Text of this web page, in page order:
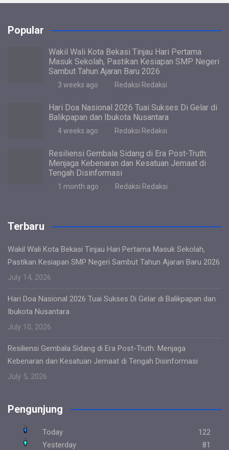
Popular
Wakil Wali Kota Bekasi Tinjau Hari Pertama
Masuk Sekolah, Pastikan Kesiapan SMP Negeri
Sambut Tahun Ajaran Baru 2026
3 weeks ago Redaksi Redaksi
Hari Doa Nasional 2026 Tuai Sukses Di Gelar di
Balikpapan dan Ibukota Nusantara
4 weeks ago Redaksi Redaksi
Resiliensi Gembala Sidang di Era Post-Truth:
Menjaga Kebenaran dan Kesatuan Jemaat di
Tengah Disinformasi
1 month ago Redaksi Redaksi
Terbaru
Wakil Wali Kota Bekasi Tinjau Hari Pertama Masuk Sekolah,
Pastikan Kesiapan SMP Negeri Sambut Tahun Ajaran Baru 2026
July 14, 2026
Hari Doa Nasional 2026 Tuai Sukses Di Gelar di Balikpapan dan
Ibukota Nusantara
July 10, 2026
Resiliensi Gembala Sidang di Era Post-Truth: Menjaga
Kebenaran dan Kesatuan Jemaat di Tengah Disinformasi
July 5, 2026
Pengunjung
Today
122
Yesterday
81